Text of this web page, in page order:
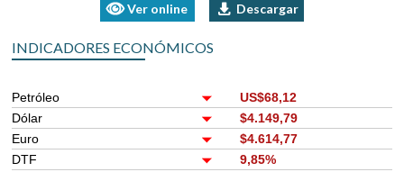
Ver online Descargar
INDICADORES ECONÓMICOS
Petróleo
US$68,12
Dólar
$4.149,79
Euro
$4.614,77
DTF
9,85%